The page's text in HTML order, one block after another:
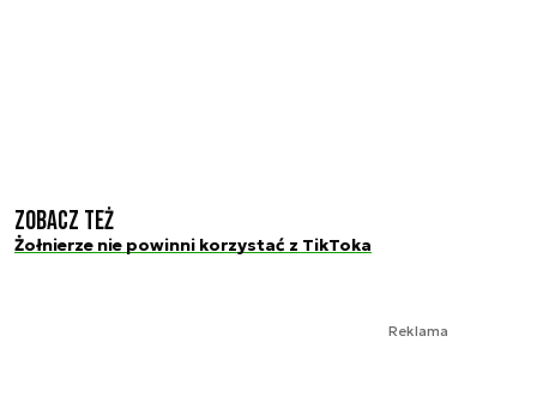
Zobacz też
Żołnierze nie powinni korzystać z TikToka
Reklama